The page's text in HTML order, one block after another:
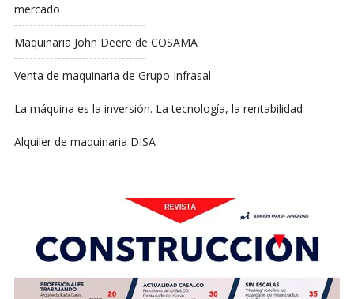
mercado
Maquinaria John Deere de COSAMA
Venta de maquinaria de Grupo Infrasal
La máquina es la inversión. La tecnología, la rentabilidad
Alquiler de maquinaria DISA